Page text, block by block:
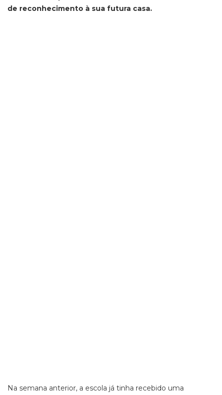
de reconhecimento à sua futura casa.
Na semana anterior, a escola já tinha recebido uma